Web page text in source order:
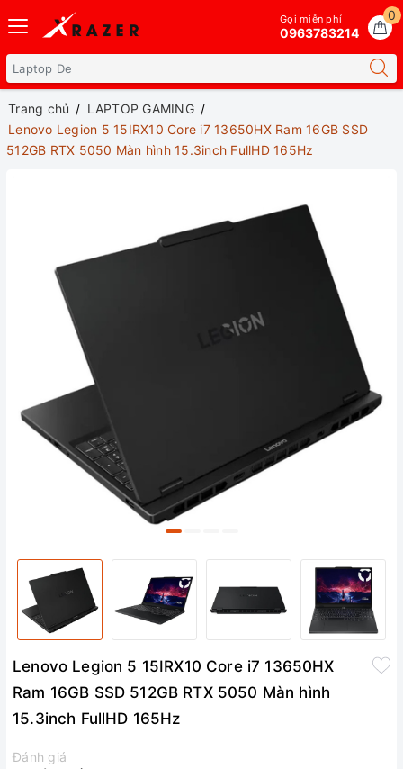
0
Gọi miễn phí
0963783214
Trang chủ
LAPTOP GAMING
Lenovo Legion 5 15IRX10 Core i7 13650HX Ram 16GB SSD
512GB RTX 5050 Màn hình 15.3inch FullHD 165Hz
Lenovo Legion 5 15IRX10 Core i7 13650HX
Ram 16GB SSD 512GB RTX 5050 Màn hình
15.3inch FullHD 165Hz
Đánh giá